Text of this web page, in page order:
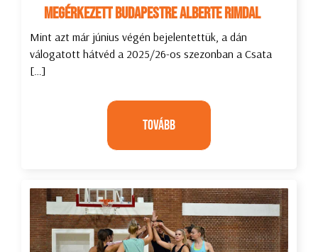
Megérkezett Budapestre Alberte Rimdal
Mint azt már június végén bejelentettük, a dán
válogatott hátvéd a 2025/26-os szezonban a Csata
[…]
Tovább